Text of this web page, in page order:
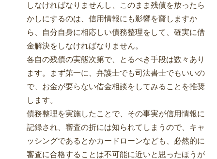
しなければなりませんし、このまま残債を放ったら
かしにするのは、信用情報にも影響を齎しますか
ら、自分自身に相応しい債務整理をして、確実に借
金解決をしなければなりません。
各自の残債の実態次第で、とるべき手段は数々あり
ます。まず第一に、弁護士でも司法書士でもいいの
で、お金が要らない借金相談をしてみることを推奨
します。
債務整理を実施したことで、その事実が信用情報に
記録され、審査の折には知られてしまうので、キャ
ッシングであるとかカードローンなども、必然的に
審査に合格することは不可能に近いと思ったほうが